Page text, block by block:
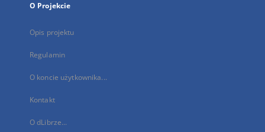
O Projekcie
Opis projektu
Regulamin
O koncie użytkownika...
Kontakt
O dLibrze...